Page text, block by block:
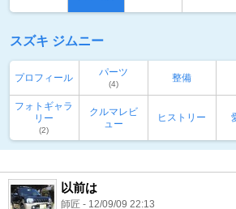
スズキ ジムニー
プロフィール パーツ
(4)
整備
フォトギャラ
リー
(2)
クルマレビ
ュー
ヒストリー
以前は
師匠 - 12/09/09 22:13